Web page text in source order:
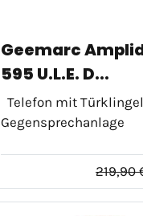
Geemarc
595 U.L.E. D...
Telefon mit
Gegensprechanlage
219,90